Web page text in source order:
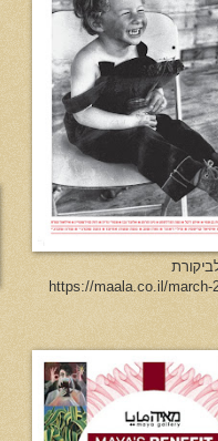
https://maala.co.il/march-